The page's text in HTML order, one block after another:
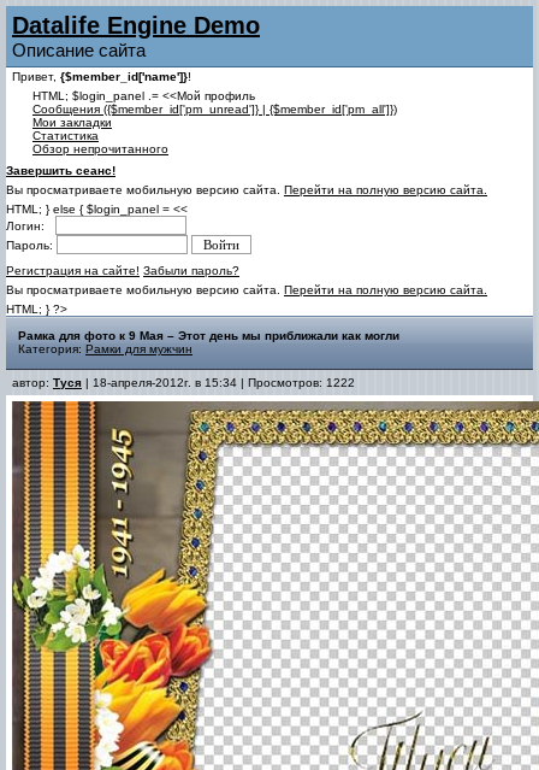
Datalife Engine Demo
Описание сайта
Привет, {$member_id['name']}!
HTML; $login_panel .= <<Мой профиль
Cообщения ({$member_id['pm_unread']} | {$member_id['pm_all']})
Мои закладки
Статистика
Обзор непрочитанного
Завершить сеанс!
Вы просматриваете мобильную версию сайта. Перейти на полную версию сайта.
HTML; } else { $login_panel = <<
Логин:
Пароль:
Регистрация на сайте! Забыли пароль?
Вы просматриваете мобильную версию сайта. Перейти на полную версию сайта.
HTML; } ?>
Рамка для фото к 9 Мая – Этот день мы приближали как могли
Категория: Рамки для мужчин
автор: Туся | 18-апреля-2012г. в 15:34 | Просмотров: 1222